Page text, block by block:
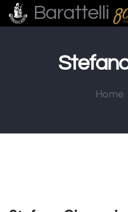
Barattelli
Home